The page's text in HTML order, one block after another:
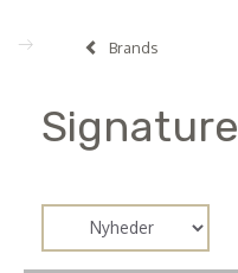
Brands
Signature